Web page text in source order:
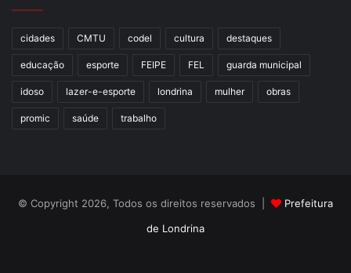
cidades CMTU codel cultura destaques
educação esporte FEIPE FEL guarda municipal
idoso lazer-e-esporte londrina mulher obras
promic saúde trabalho
© Copyright 2026, Todos os direitos reservados |
Prefeitura
de Londrina